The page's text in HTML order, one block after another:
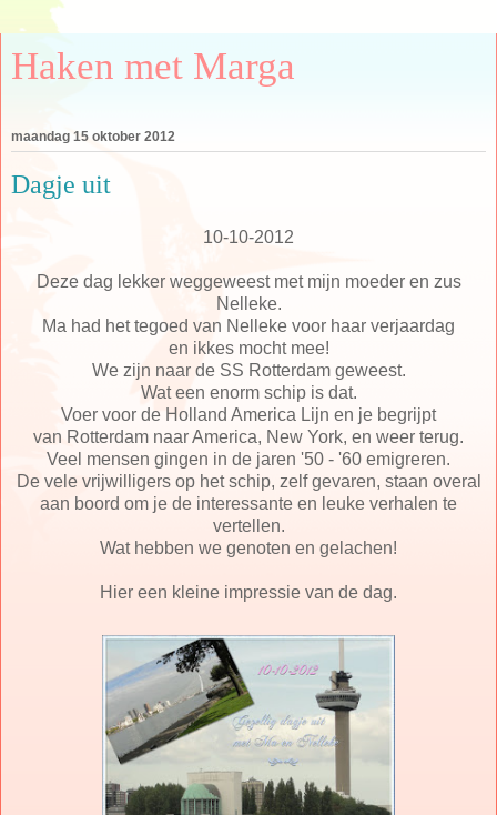
Haken met Marga
maandag 15 oktober 2012
Dagje uit
10-10-2012
Deze dag lekker weggeweest met mijn moeder en zus
Nelleke.
Ma had het tegoed van Nelleke voor haar verjaardag
en ikkes mocht mee!
We zijn naar de SS Rotterdam geweest.
Wat een enorm schip is dat.
Voer voor de Holland America Lijn en je begrijpt
van Rotterdam naar America, New York, en weer terug.
Veel mensen gingen in de jaren '50 - '60 emigreren.
De vele vrijwilligers op het schip, zelf gevaren, staan overal
aan boord om je de interessante en leuke verhalen te
vertellen.
Wat hebben we genoten en gelachen!
Hier een kleine impressie van de dag.